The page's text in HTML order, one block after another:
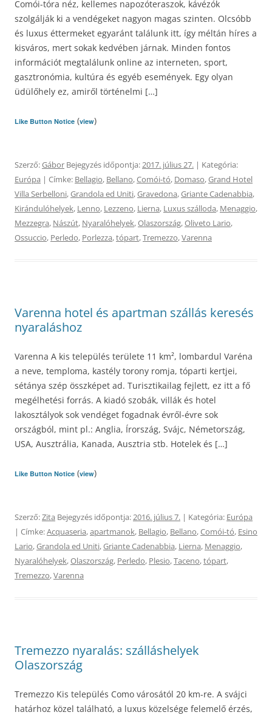
Comói-tóra néz, kellemes napozóteraszok, kávézók
szolgálják ki a vendégeket nagyon magas szinten. Olcsóbb
és luxus éttermeket egyaránt találunk itt, így méltán híres a
kisváros, mert sokak kedvében járnak. Minden fontos
információt megtalálunk online az interneten, sport,
gasztronómia, kultúra és egyéb események. Egy olyan
üdülőhely ez, amiről történelmi […]
Like Button Notice (view)
Szerző:Gábor Bejegyzés időpontja:2017. július 27. | Kategória:
Európa | Címke: Bellagio, Bellano,Comói-tó, Domaso,Grand Hotel
Villa Serbelloni,Grandola ed Uniti,Gravedona,Griante Cadenabbia,
Kirándulóhelyek, Lenno, Lezzeno, Lierna, Luxus szálloda, Menaggio,
Mezzegra, Nászút, Nyaralóhelyek,Olaszország,Oliveto Lario,
Ossuccio, Perledo, Porlezza,tópart,Tremezzo,Varenna
Varenna hotel és apartman szállás keresés
nyaraláshoz
Varenna A kis település területe 11 km², lombardul Varéna
a neve, temploma, kastély torony romja, tóparti kertjei,
sétánya szép összképet ad. Turisztikailag fejlett, ez itt a fő
megélhetési forrás. A kiadó szobák, villák és hotel
lakosztályok sok vendéget fogadnak évről-évre sok
országból, mint pl.: Anglia, Írország, Svájc, Németország,
USA, Ausztrália, Kanada, Ausztria stb. Hotelek és […]
Like Button Notice (view)
Szerző:Zita Bejegyzés időpontja:2016. július 7. | Kategória: Európa
| Címke:Acquaseria,apartmanok, Bellagio, Bellano,Comói-tó, Esino
Lario,Grandola ed Uniti,Griante Cadenabbia, Lierna, Menaggio,
Nyaralóhelyek,Olaszország, Perledo, Plesio,Taceno,tópart,
Tremezzo,Varenna
Tremezzo nyaralás: szálláshelyek
Olaszország
Tremezzo Kis település Como városától 20 km-re. A svájci
határhoz közel található, a luxus közelsége felemelő érzés,